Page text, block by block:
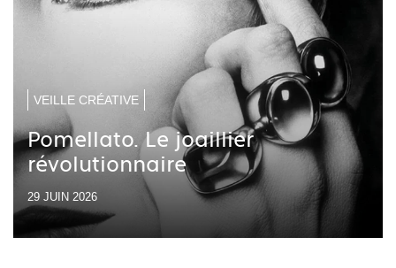
VEILLE CRÉATIVE
Pomellato. Le joaillier
révolutionnaire
29 JUIN 2026